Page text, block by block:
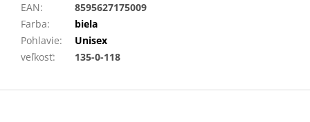
EAN:
8595627175009
Farba:
biela
Pohlavie:
Unisex
veľkosť: 135-0-118
Z